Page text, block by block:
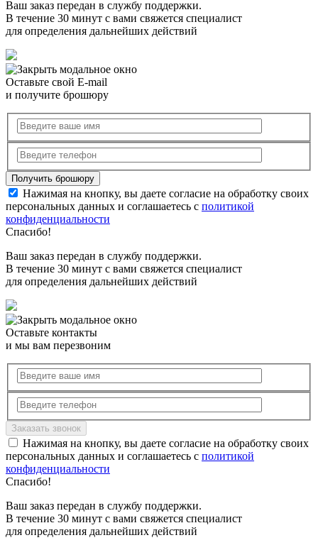
Ваш заказ передан в службу поддержки.
В течение 30 минут с вами свяжется специалист
для определения дальнейших действий
Оставьте свой E-mail
и получите брошюру
Нажимая на кнопку, вы даете согласие на обработку своих
персональных данных и соглашаетесь с политикой
конфиденциальности
Спасибо!
Ваш заказ передан в службу поддержки.
В течение 30 минут с вами свяжется специалист
для определения дальнейших действий
Оставьте контакты
и мы вам перезвоним
Нажимая на кнопку, вы даете согласие на обработку своих
персональных данных и соглашаетесь с политикой
конфиденциальности
Спасибо!
Ваш заказ передан в службу поддержки.
В течение 30 минут с вами свяжется специалист
для определения дальнейших действий